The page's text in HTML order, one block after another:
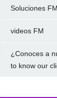
Soluciones FM
videos FM
¿Conoces a
to know our